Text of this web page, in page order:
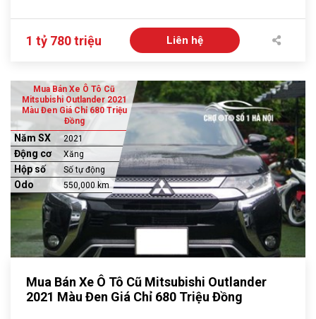
1 tỷ 780 triệu Liên hệ
Mua Bán Xe Ô Tô Cũ
Mitsubishi Outlander 2021
Màu Đen Giá Chỉ 680 Triệu
Đồng
Năm SX 2021
Động cơ Xăng
Hộp số Số tự động
Odo 550,000 km
Mua Bán Xe Ô Tô Cũ Mitsubishi Outlander
2021 Màu Đen Giá Chỉ 680 Triệu Đồng